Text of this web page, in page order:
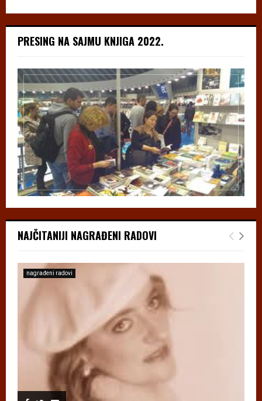
PRESING NA SAJMU KNJIGA 2022.
NAJČITANIJI NAGRAĐENI RADOVI
nagrađeni radovi